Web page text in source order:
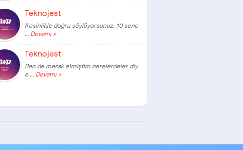
Teknojest
Kesinlikle doğru söylüyorsunuz. 10 sene
…Devamı »
Teknojest
Ben de merak etmiştim nerelerdeler diy
e.…Devamı »